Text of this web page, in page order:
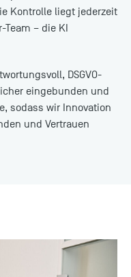
Kontrolle liegt jederzeit
– die KI
DSGVO-
eingebunden und
sodass wir Innovation
und Vertrauen